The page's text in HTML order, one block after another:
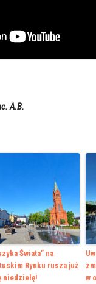
A.B.
Świata” na
Rynku rusza już
niedzielę!
w